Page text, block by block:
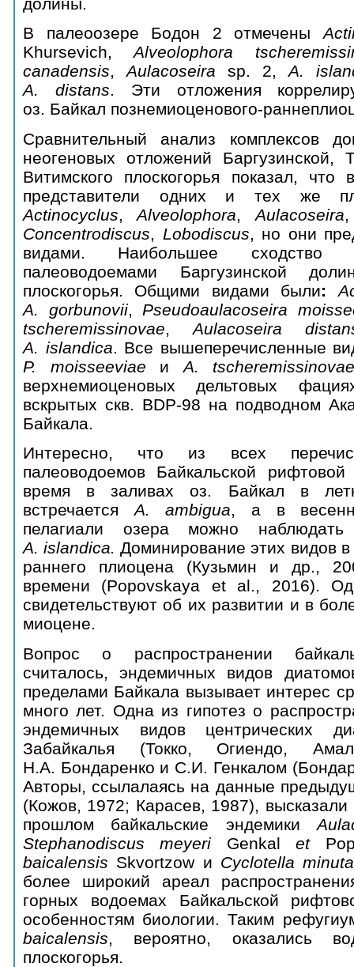
В палеоозере Бодон 2 отмечены
Khursevich,Аlveolophora
canadensis,Aulacoseira sp. 2,A.
A. distans. Эти отложения
оз. Байкал познемиоценового-
Сравнительный анализ комплексов
неогеновых отложений Баргузинской,
Витимского плоскогорья показал, что
представители одних и тех же
Actinocyclus,Alveolophora,Aulacoseira
Concentrodiscus, Lobodiscus, но они
видами. Наибольшее сходство
палеоводоемами Баргузинской
плоскогорья. Общими видами были:
A.
gorbunovii, Pseudoaulacoseira
tscheremissinovae, Aulacoseira
A. islandica. Все вышеперечисленные
P.
moisseeviae иA.
верхнемиоценовых дельтовых
вскрытых скв. BDP-98 на подводном
Байкала.
Интересно, что из всех
палеоводоемов Байкальской
время в заливах оз. Байкал в
встречаетсяA. ambigua, а в
пелагиали озера можно
A.islandica.Доминирование этих видов
раннего плиоцена (Кузьмин и др.,
времени (Popovskaya et al., 2016).
свидетельствуют об их развитии и в
миоцене.
Вопрос о распространении
считалось, эндемичных видов
пределами Байкала вызывает интерес
много лет. Одна из гипотез о
эндемичных видов центрических
Забайкалья (Токко, Огиендо,
Н.А. Бондаренко и С.И. Генкалом
Авторы, ссылалаясь на данные
(Кожов, 1972; Карасев, 1987),
прошлом байкальские эндемики
Stephanodiscus
meyeri Genkalet
baicalensis Skvortzow и Cyclotella minuta
более широкий ареал
горных водоемах Байкальской
особенностям биологии. Таким
baicalensis, вероятно, оказались
плоскогорья.